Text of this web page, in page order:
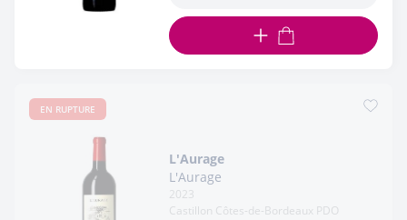
ADD TO CART
EN RUPTURE
L'Aurage
L'Aurage
2023
Castillon Côtes-de-Bordeaux PDO